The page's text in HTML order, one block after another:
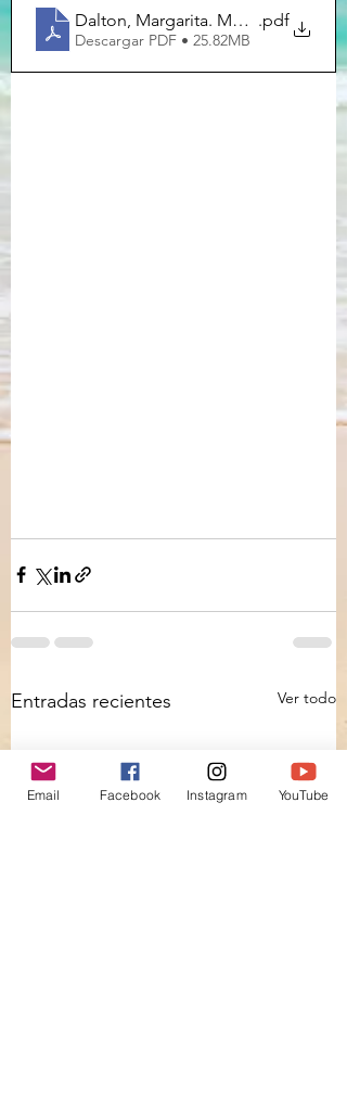
Dalton, Margarita. Mujeres, diosas
.pdf
Descargar PDF • 25.82MB
Entradas recientes Ver todo
Email Facebook Instagram YouTube